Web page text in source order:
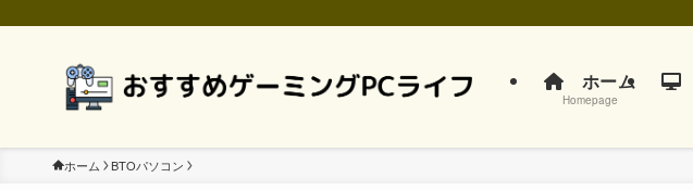
ホーム
Homepage
ホーム BTOパソコン